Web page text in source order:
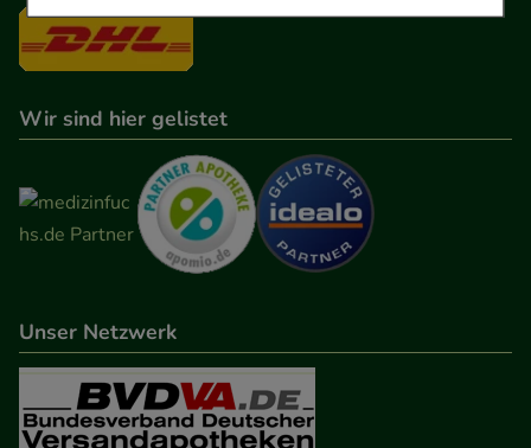
Einkaufserlebnis noch ansprechender zu gestalten,
beispielsweise für die Wiedererkennung des
Verhaltensweisen (z.B. Spracheinstellung)
anzupassen. Komfort-Cookies ermöglichen es uns
auch auf Ihre Bedürfnisse zugeschrittene Inhalte
anzuzeigen und unser Partnerprogramm zu
betreiben.
Informationen über die Art und Weise der Nutzung
unserer Website sammeln, mit deren Hilfe wir
unsere Website weiter für Sie optimieren können,
den Inhalt auf unserer Website aber auch die
Wir sind hier gelistet
Unser Netzwerk